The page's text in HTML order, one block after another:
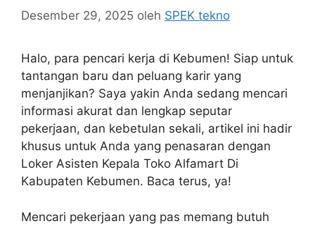
Desember 29, 2025 oleh SPEK tekno
Halo, para pencari kerja di Kebumen! Siap untuk
tantangan baru dan peluang karir yang
menjanjikan? Saya yakin Anda sedang mencari
informasi akurat dan lengkap seputar
pekerjaan, dan kebetulan sekali, artikel ini hadir
khusus untuk Anda yang penasaran dengan
Loker Asisten Kepala Toko Alfamart Di
Kabupaten Kebumen. Baca terus, ya!
Mencari pekerjaan yang pas memang butuh